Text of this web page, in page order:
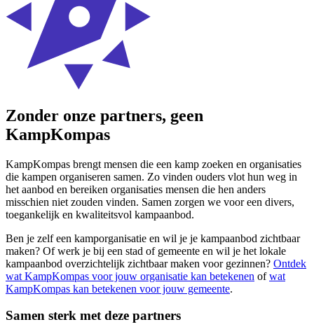
Zonder onze partners, geen
KampKompas
KampKompas brengt mensen die een kamp zoeken en organisaties
die kampen organiseren samen. Zo vinden ouders vlot hun weg in
het aanbod en bereiken organisaties mensen die hen anders
misschien niet zouden vinden. Samen zorgen we voor een divers,
toegankelijk en kwaliteitsvol kampaanbod.
Ben je zelf een kamporganisatie en wil je je kampaanbod zichtbaar
maken? Of werk je bij een stad of gemeente en wil je het lokale
kampaanbod overzichtelijk zichtbaar maken voor gezinnen? Ontdek
wat KampKompas voor jouw organisatie kan betekenen ofwat
KampKompas kan betekenen voor jouw gemeente.
Samen sterk met deze partners